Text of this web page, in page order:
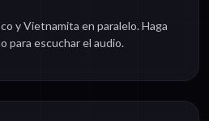
y Vietnamita en paralelo. Haga
para escuchar el audio.